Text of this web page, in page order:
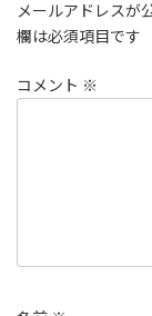
メールアドレスが
欄は必須項目です
コメント ※